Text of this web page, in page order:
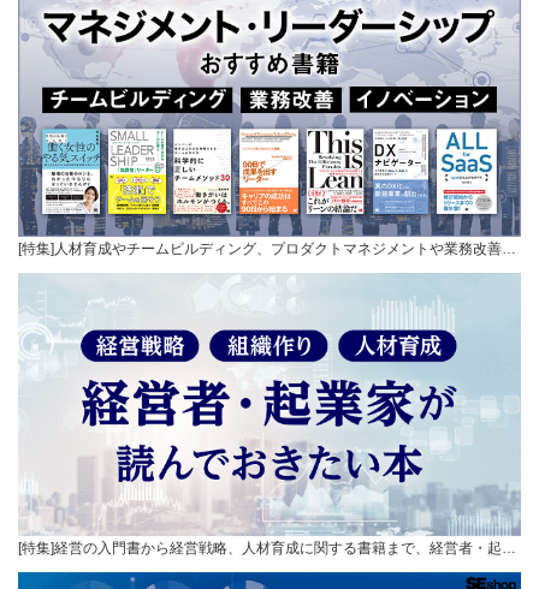
[特集]人材育成やチームビルディング、プロダクトマネジメントや業務改善…
[特集]経営の入門書から経営戦略、人材育成に関する書籍まで、経営者・起…